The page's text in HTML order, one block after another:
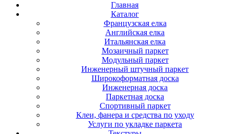
Главная
Каталог
Французская елка
Английская елка
Итальянская елка
Мозаичный паркет
Модульный паркет
Инженерный штучный паркет
Широкоформатная доска
Инженерная доска
Паркетная доска
Спортивный паркет
Клеи, фанера и средства по уходу
Услуги по укладке паркета